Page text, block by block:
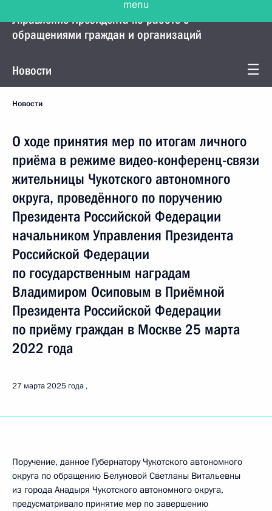
Управление Президента по работе с
обращениями граждан и организаций
Новости
Новости
О ходе принятия мер по итогам личного
приёма в режиме видео-конференц-связи
жительницы Чукотского автономного
округа, проведённого по поручению
Президента Российской Федерации
начальником Управления Президента
Российской Федерации
по государственным наградам
Владимиром Осиповым в Приёмной
Президента Российской Федерации
по приёму граждан в Москве 25 марта
2022 года
27 марта 2025 года
Поручение, данное Губернатору Чукотского автономного
округа по обращению Белуновой Светланы Витальевны
из города Анадыря Чукотского автономного округа,
предусматривало принятие мер по завершению